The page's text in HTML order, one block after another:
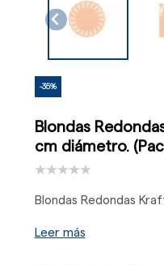
-35%
Blondas
cm diámetro.
Blondas Redondas
Leer más